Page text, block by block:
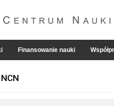
Finansowanie nauki